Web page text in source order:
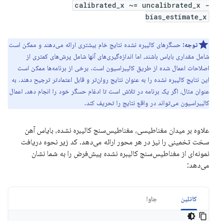
calibrated_x ~= uncalibrated_x -
bias_estimate_x
توجه: حسگرهای کالیبره نشده نتایج خام بیشتری ارائه می‌دهند و ممکن است
شامل مقداری بایاس باشند، اما اندازه‌گیری‌های آنها شامل پرش‌های کمتری از
اصلاحات اعمال شده از طریق کالیبراسیون است. برخی از برنامه‌ها ممکن است
این نتایج کالیبره نشده را به عنوان نتایج روان‌تر و قابل اعتمادتر ترجیح دهند. به
عنوان مثال، اگر یک برنامه در تلاش است تا ادغام حسگر خود را انجام دهد، اعمال
کالیبراسیون می‌تواند در واقع نتایج را تحریف کند.
علاوه بر میدان مغناطیسی، مغناطیس‌سنج کالیبره نشده، بایاس آهن
سخت تخمینی را نیز در هر محور ارائه می‌دهد. کد زیر نحوه دریافت
نمونه‌ای از مغناطیس‌سنج کالیبره نشده پیش‌فرض را به شما نشان
می‌دهد:
کاتلین جاوا